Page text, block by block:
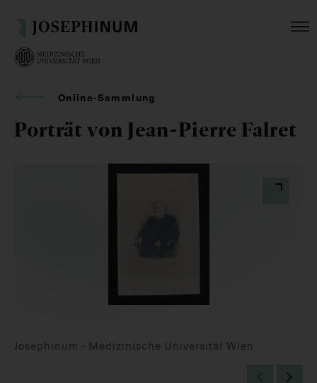
Online-Sammlung
Porträt von Jean-Pierre Falret
Josephinum - Medizinische Universität Wien